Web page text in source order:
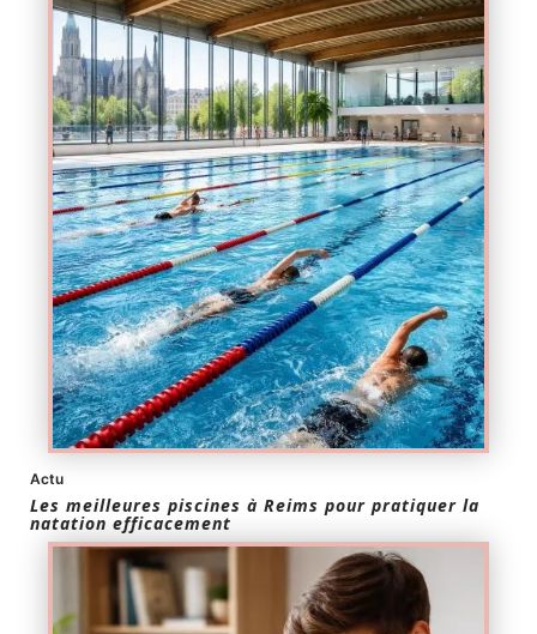
Actu
Les meilleures piscines à Reims pour pratiquer la
natation efficacement